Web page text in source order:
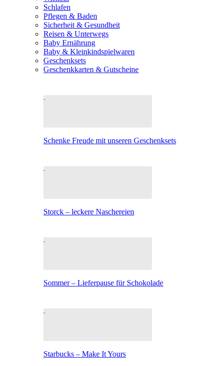
Schlafen
Pflegen & Baden
Sicherheit & Gesundheit
Reisen & Unterwegs
Baby Ernährung
Baby & Kleinkindspielwaren
Geschenksets
Geschenkkarten & Gutscheine
Schenke Freude mit unseren Geschenksets
Storck – leckere Naschereien
Sommer – Lieferpause für Schokolade
Starbucks – Make It Yours